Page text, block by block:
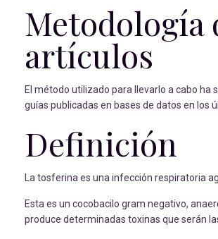
Metodología
artículos
El método utilizado para llevarlo a cabo
guías publicadas en bases de datos en los
Definición
La tosferina es una infección respiratoria
Esta es un cocobacilo gram negativo,
produce determinadas toxinas que serán